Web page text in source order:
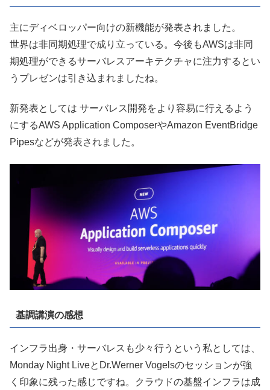
主にディベロッパー向けの新機能が発表されました。
世界は非同期処理で成り立っている。今後もAWSは非同
期処理ができるサーバレスアーキテクチャに注力するとい
うプレゼンは引き込まれましたね。
新発表としては サーバレス開発をより容易に行えるよう
にするAWS Application ComposerやAmazon EventBridge
Pipesなどが発表されました。
基調講演の感想
インフラ出身・サーバレスも少々行うという私としては、
Monday Night LiveとDr.Werner Vogelsのセッションが強
く印象に残った感じですね。クラウドの基盤インフラは成